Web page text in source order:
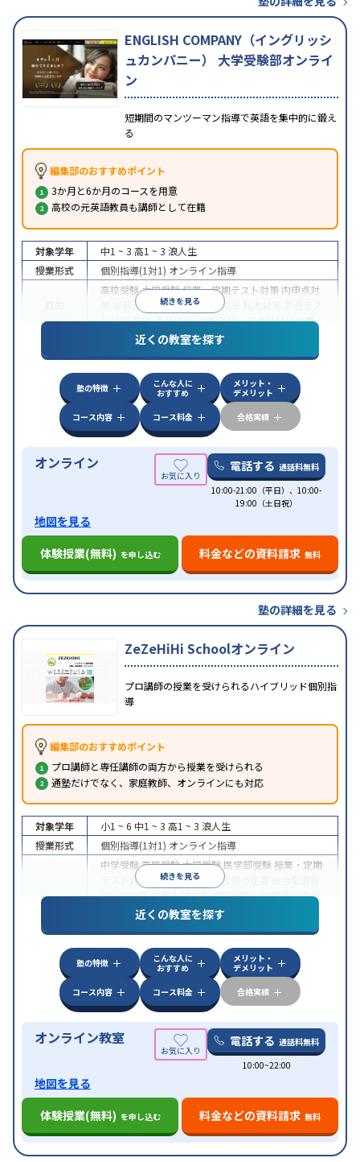
ENGLISH COMPANY（イングリッシ
ュカンパニー） 大学受験部オンライ
ン
短期間のマンツーマン指導で英語を集中的に鍛え
る
編集部のおすすめポイント
3か月と6か月のコースを用意
高校の元英語教員も講師として在籍
続きを見る
対象学年 中1 ~ 3 高1 ~ 3 浪人生
授業形式
個別指導(1対1) オンライン指導
高校受験大学受験授業・定期テスト対策 内申点対
学習習慣の定着国公立大対策
ト対策英検(英語検定)対策英語・英会話特化対策
特徴
中高一貫校生に対応授業の振替可能
学習にPC・タブレットを利用オンライン対応1
科目から受講可能
近くの教室を探す
塾の特徴
こんな人に
おすすめ
メリット・
デメリット
コース内容
コース料金 合格実績
オンライン 電話する 通話料無料
10:00-21:00（平日）、10:00-
19:00（土日祝）
地図を見る
体験授業(無料) を申し込む 料金などの資料請求 無料
塾の詳細を見る
ZeZeHiHi Schoolオンライン
プロ講師の授業を受けられるハイブリッド個別指
導
編集部のおすすめポイント
プロ講師と専任講師の両方から授業を受けられる
通塾だけでなく、家庭教師、オンラインにも対応
続きを見る
対象学年 小1 ~ 6 中1 ~ 3 高1 ~ 3 浪人生
授業形式
個別指導(1対1) オンライン指導
中学受験高校受験大学受験 医学部受験 授業・定期
テスト対策
内申点対策 学習習慣の定着
(旧AO)対策推薦入試対策学校別特化対策国公立大
私大対策共通テスト対策
英語・英会話特化
特徴
中高一貫校生に対応授業の振替可能 不登校生に対
オンライン対応 1科目から受講可能季節講習の
みの受講可
自習室あり
近くの教室を探す
塾の特徴
こんな人に
おすすめ
メリット・
デメリット
コース内容
コース料金 合格実績
オンライン教室 電話する 通話料無料
10:00~22:00
地図を見る
体験授業(無料) を申し込む 料金などの資料請求 無料